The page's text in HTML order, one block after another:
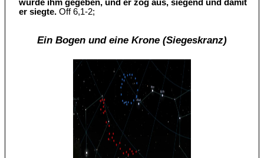
wurde ihm gegeben, und er zog aus, siegend und damit
er siegte. Off 6,1-2;
Ein Bogen und eine Krone (Siegeskranz)